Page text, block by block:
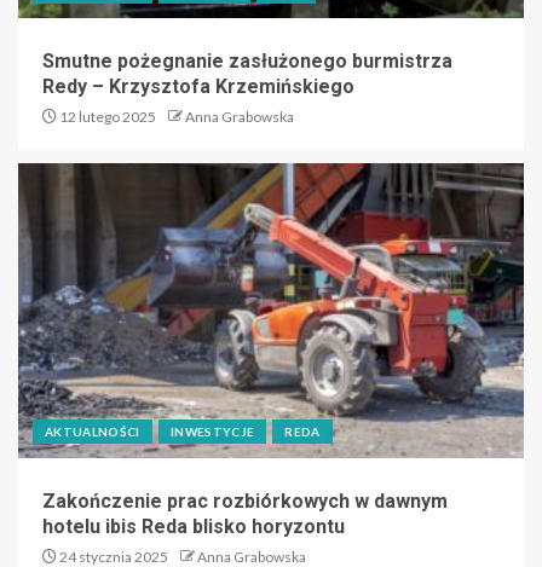
Smutne pożegnanie zasłużonego burmistrza
Redy – Krzysztofa Krzemińskiego
12 lutego 2025 Anna Grabowska
AKTUALNOŚCI INWESTYCJE REDA
Zakończenie prac rozbiórkowych w dawnym
hotelu ibis Reda blisko horyzontu
24 stycznia 2025 Anna Grabowska